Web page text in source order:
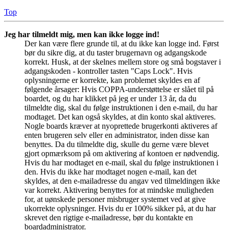
Top
Jeg har tilmeldt mig, men kan ikke logge ind!
Der kan være flere grunde til, at du ikke kan logge ind. Først
bør du sikre dig, at du taster brugernavn og adgangskode
korrekt. Husk, at der skelnes mellem store og små bogstaver i
adgangskoden - kontroller tasten "Caps Lock". Hvis
oplysningerne er korrekte, kan problemet skyldes en af
følgende årsager: Hvis COPPA-understøttelse er slået til på
boardet, og du har klikket på jeg er under 13 år, da du
tilmeldte dig, skal du følge instruktionen i den e-mail, du har
modtaget. Det kan også skyldes, at din konto skal aktiveres.
Nogle boards kræver at nyoprettede brugerkonti aktiveres af
enten brugeren selv eller en administrator, inden disse kan
benyttes. Da du tilmeldte dig, skulle du gerne være blevet
gjort opmærksom på om aktivering af kontoen er nødvendig.
Hvis du har modtaget en e-mail, skal du følge instruktionen i
den. Hvis du ikke har modtaget nogen e-mail, kan det
skyldes, at den e-mailadresse du angav ved tilmeldingen ikke
var korrekt. Aktivering benyttes for at mindske muligheden
for, at uønskede personer misbruger systemet ved at give
ukorrekte oplysninger. Hvis du er 100% sikker på, at du har
skrevet den rigtige e-mailadresse, bør du kontakte en
boardadministrator.